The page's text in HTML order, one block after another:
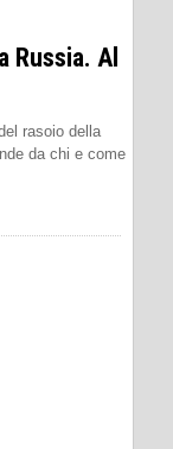
Russia. Al
rasoio della
da chi e come